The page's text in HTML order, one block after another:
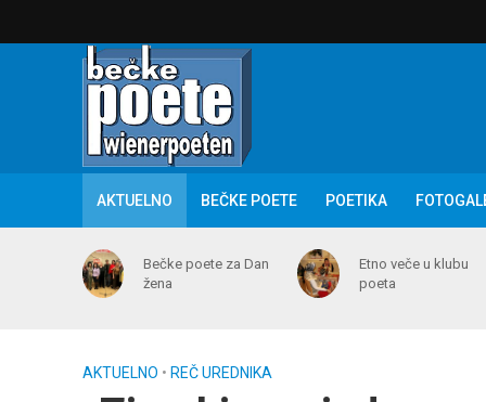
AKTUELNO BEČKE POETE POETIKA
Bečke poete za Dan
žena
Etno veče u klubu
poeta
AKTUELNO • REČ UREDNIKA